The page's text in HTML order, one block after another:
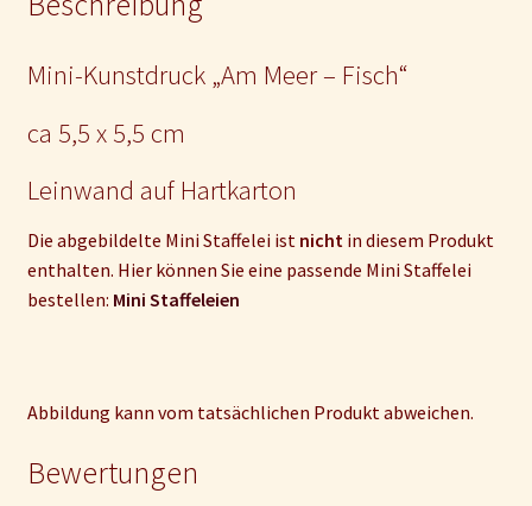
Mini-Kunstdruck „Am Meer – Fisch“
ca 5,5 x 5,5 cm
Leinwand auf Hartkarton
Die abgebildelte Mini Staffelei ist nichtin diesem Produkt
enthalten. Hier können Sie eine passende Mini Staffelei
bestellen: Mini Staffeleien
Abbildung kann vom tatsächlichen Produkt abweichen.
Bewertungen